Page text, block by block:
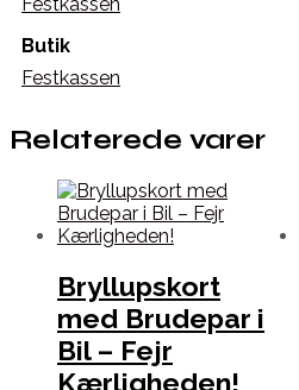
Butik
Festkassen
Relaterede varer
Bryllupskort
med Brudepar i
Bil – Fejr
Kærligheden!